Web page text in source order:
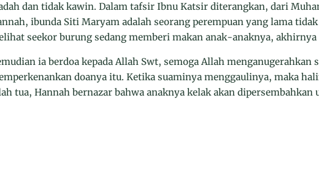
dan tidak kawin. Dalam tafsir Ibnu Katsir diterangkan, dari
ibunda Siti Maryam adalah seorang perempuan yang lama
seekor burung sedang memberi makan anak-anaknya,
ia berdoa kepada Allah Swt, semoga Allah menganugerahkan
doanya itu. Ketika suaminya menggaulinya, maka
tua, Hannah bernazar bahwa anaknya kelak akan